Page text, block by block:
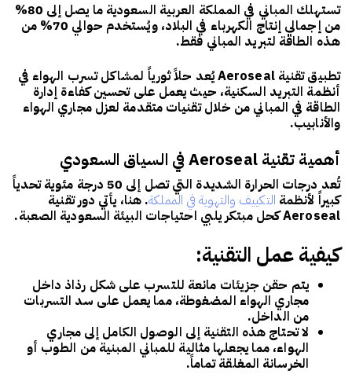
تستهلك المباني في المملكة العربية السعودية ما يصل إلى 80%
من إجمالي إنتاج الكهرباء في البلاد، ويُستخدم حوالي 70% من
هذه الطاقة لتبريد المباني فقط.
تطبيق تقنية Aeroseal
يُعد حلاً ثورياً لمشاكل تسرب الهواء في
أنظمة التبريد السكنية، حيث يعمل على تحسين كفاءة إدارة
الطاقة في المباني من خلال تقنيات متقدمة لعزل مجاري الهواء
والأنابيب.
أهمية تقنية Aeroseal في السياق السعودي
تُعد درجات الحرارة الشديدة التي تصل إلى 50 درجة مئوية تحدياً
كبيراً لأنظمة التكييف والتهوية في المملكة. هنا، يأتي دورتقنية
Aerosealكحل مبتكر يلبي احتياجات البيئة السعودية الصعبة.
كيفية عمل التقنية:
يتم حقن جزيئات مانعة للتسرب على شكل رذاذ داخل
مجاري الهواء المضغوطة، مما يعمل على سد التسربات
من الداخل.
لا تحتاج هذه التقنية إلى الوصول الكامل إلى مجاري
الهواء، مما يجعلها مثالية للمباني المبنية من الطوب أو
الخرسانة المغلقة تماماً.